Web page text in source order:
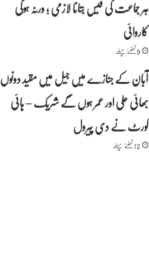
ہر جماعت کی فیس بتانا لازمی ؛ ورنہ ہوگی
کاروائی
9 گھنٹے پہلے
آبان کے جنازے میں جیل میں مقید دونوں
بھائی علی اور عمر ہوں گے شریک – ہائی
کورٹ نے دی پیرول
12 گھنٹے پہلے